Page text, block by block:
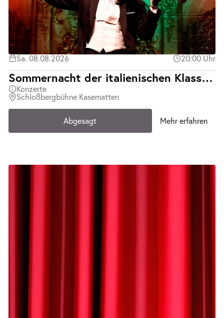
Sa. 08.08.2026 20:00 Uhr
Sommernacht der italienischen Klassiker | Teatro d´Opera Italiana | Abgesagt
Konzerte
Schloßbergbühne Kasematten
Abgesagt Mehr erfahren